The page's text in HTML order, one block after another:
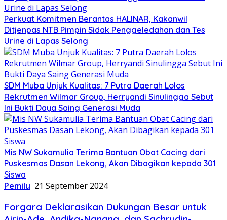
Perkuat Komitmen Berantas HALINAR, Kakanwil
Ditjenpas NTB Pimpin Sidak Penggeledahan dan Tes
Urine di Lapas Selong
SDM Muba Unjuk Kualitas: 7 Putra Daerah Lolos
Rekrutmen Wilmar Group, Herryandi Sinulingga Sebut
Ini Bukti Daya Saing Generasi Muda
Mis NW Sukamulia Terima Bantuan Obat Cacing dari
Puskesmas Dasan Lekong, Akan Dibagikan kepada 301
Siswa
Pemilu 21 September 2024
Forgara Deklarasikan Dukungan Besar untuk